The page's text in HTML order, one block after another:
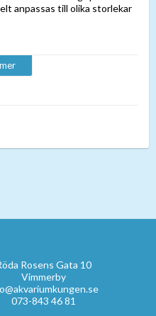
anpassas till olika storlekar
Rosens Gata 10
Vimmerby
073-843 46 81